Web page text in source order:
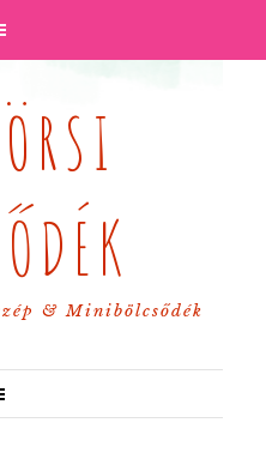
& Minibölcsődék